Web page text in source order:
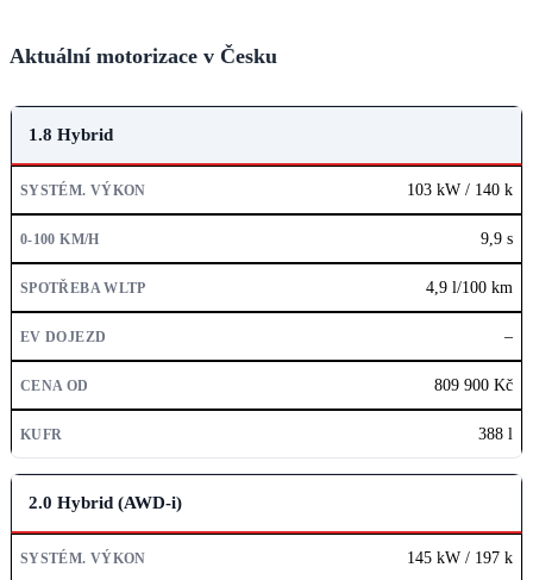
Aktuální motorizace v Česku
MOTOR
SYSTÉM. VÝKON
0-100 KM/H
SPOTŘEBA WLTP
EV DOJEZD
1.8 Hybrid
103 kW / 140 k
9,9 s
4,9 l/100 km
–
809 900 Kč
388 l
2.0 Hybrid (AWD-i)
145 kW / 197 k